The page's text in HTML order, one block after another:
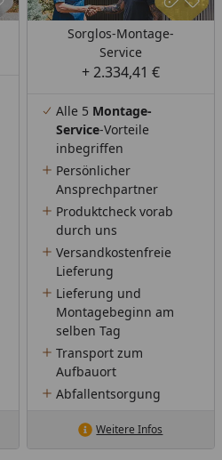
Sorglos-Montage-
Service
+ 2.334,41 €
Alle 5 Montage-
Service-Vorteile
inbegriffen
Persönlicher
Ansprechpartner
Produktcheck vorab
durch uns
Versandkostenfreie
Lieferung
Lieferung und
Montagebeginn am
selben Tag
Transport zum
Aufbauort
Abfallentsorgung
Weitere Infos